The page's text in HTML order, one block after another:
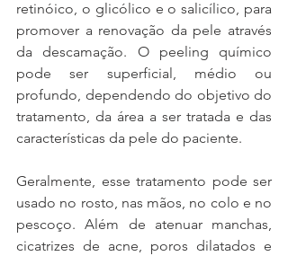
retinóico, o glicólico e o salicílico, para
promover a renovação da pele através
da descamação. O peeling químico
pode ser superficial, médio ou
profundo, dependendo do objetivo do
tratamento, da área a ser tratada e das
características da pele do paciente.
Geralmente, esse tratamento pode ser
usado no rosto, nas mãos, no colo e no
pescoço. Além de atenuar manchas,
cicatrizes de acne, poros dilatados e